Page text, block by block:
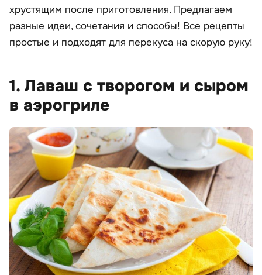
хрустящим после приготовления. Предлагаем
разные идеи, сочетания и способы! Все рецепты
простые и подходят для перекуса на скорую руку!
1. Лаваш с творогом и сыром
в аэрогриле